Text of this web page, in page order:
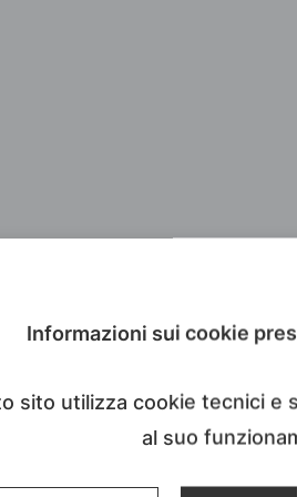
Informazioni sui cookie
sito utilizza cookie tecnici e
al suo